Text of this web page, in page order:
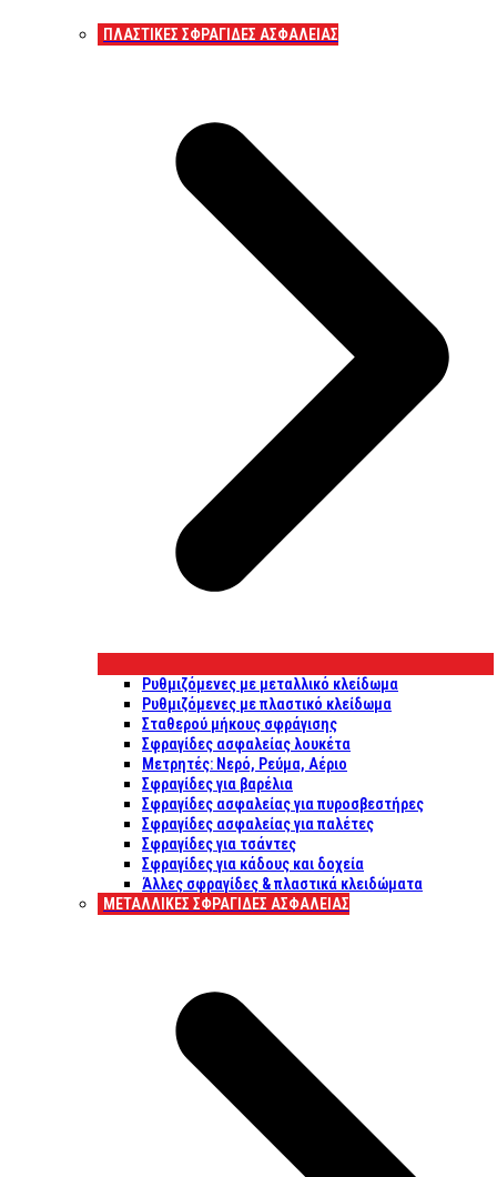
ΠΛΑΣΤΙΚΕΣ ΣΦΡΑΓΙΔΕΣ ΑΣΦΑΛΕΙΑΣ
Ρυθμιζόμενες με μεταλλικό κλείδωμα
Ρυθμιζόμενες με πλαστικό κλείδωμα
Σταθερού μήκους σφράγισης
Σφραγίδες ασφαλείας λουκέτα
Μετρητές: Νερό, Ρεύμα, Αέριο
Σφραγίδες για βαρέλια
Σφραγίδες ασφαλείας για πυροσβεστήρες
Σφραγίδες ασφαλείας για παλέτες
Σφραγίδες για τσάντες
Σφραγίδες για κάδους και δοχεία
Άλλες σφραγίδες & πλαστικά κλειδώματα
ΜΕΤΑΛΛΙΚΕΣ ΣΦΡΑΓΙΔΕΣ ΑΣΦΑΛΕΙΑΣ